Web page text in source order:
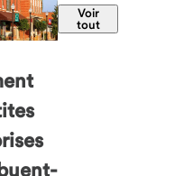
Voir
tout